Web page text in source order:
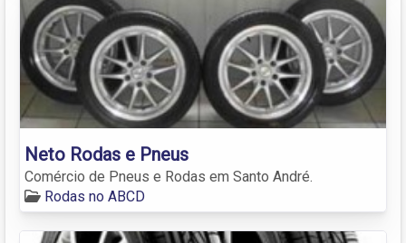
Neto Rodas e Pneus
Comércio de Pneus e Rodas em Santo André.
Rodas no ABCD